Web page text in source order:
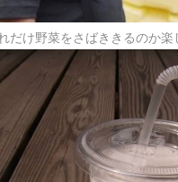
だけ野菜をさばききるのか楽